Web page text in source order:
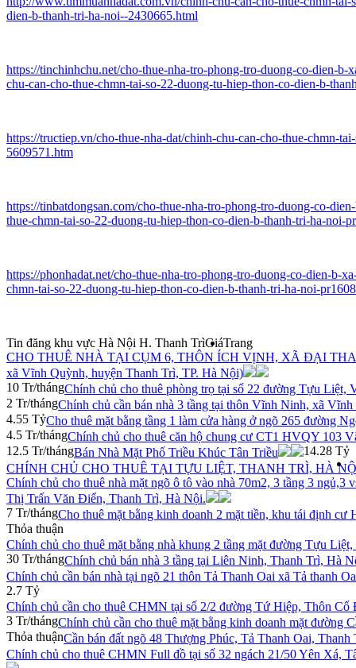
dien-b-thanh-tri-ha-noi--2430665.html
https://tinchinhchu.net/cho-thue-nha-tro-phong-tro-duong-co-dien-b-
chu-can-cho-thue-chmn-tai-so-22-duong-tu-hiep-thon-co-dien-b-
https://tructiep.vn/cho-thue-nha-dat/chinh-chu-can-cho-thue-chmn-
5609571.htm
https://tinbatdongsan.com/cho-thue-nha-tro-phong-tro-duong-co-
thue-chmn-tai-so-22-duong-tu-hiep-thon-co-dien-b-thanh-tri-ha-noi-
https://phonhadat.net/cho-thue-nha-tro-phong-tro-duong-co-dien-b-
chmn-tai-so-22-duong-tu-hiep-thon-co-dien-b-thanh-tri-ha-noi-
Tin đăng khu vực Hà Nội H. Thanh TrìGiá
CHO THUÊ NHÀ TẠI CỤM 6, THÔN ÍCH VỊNH, XÃ ĐẠI
xã Vĩnh Quỳnh, huyện Thanh Trì, TP. Hà Nội)
10 Tr/thángChính chủ cho thuê phòng trọ tại số 22 đường Tựu Liệt,
2 Tr/thángChính chủ cần bán nhà 3 tầng tại thôn Vĩnh Ninh, xã
4.55 TỷCho thuê mặt bằng tầng 1 làm cửa hàng ở ngõ 265 đường
4.5 Tr/thángChính chủ cho thuê căn hộ chung cư CT1 HVQY 103
12.5 Tr/thángBán Nhà Mặt Phố Triều Khúc Tân Triều
14.28 Tỷ
CHÍNH CHỦ CHO THUÊ TẠI TỰU LIỆT, THANH TRÌ, HÀ
Chính chủ cho thuê nhà mặt ngõ ô tô vào nhà 70m2, 3 tầng 3 ngủ,3
Thị Trấn Văn Điển, Thanh Trì, Hà Nội.
7 Tr/thángCho thuê mặt bằng kinh doanh 2 mặt tiền, khu tái định cư
Thỏa thuận
Chính chủ cho thuê mặt bằng nhà khung 2 tầng mặt đường Tựu
30 Tr/thángChính chủ bán nhà 3 tầng tại Liên Ninh, Thanh Trì, Hà
Chính chủ cần bán nhà tại ngõ 21 thôn Tả Thanh Oai xã Tả thanh
2.7 Tỷ
Chính chủ cần cho thuê CHMN tại số 2/2 đường Tứ Hiệp, Thôn
3 Tr/thángChính chủ cần cho thuê mặt bằng kinh doanh mặt đường
Thỏa thuậnCần bán đất ngõ 48 Thượng Phúc, Tả Thanh Oai, Thanh
Chính chủ cho thuê CHMN Full đồ tại số 32 ngách 21/50 Yên Xá,
Trang